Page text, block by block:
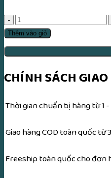
Thiên
Đường
Du
Ký
(Thái
Thượng
Tổ
Pháp)
Lương
Thêm vào giỏ
CHÍNH SÁCH
Thời gian chuẩn bị hàng từ 1 -
Giao hàng COD toàn quốc từ
Freeship toàn quốc cho đơn